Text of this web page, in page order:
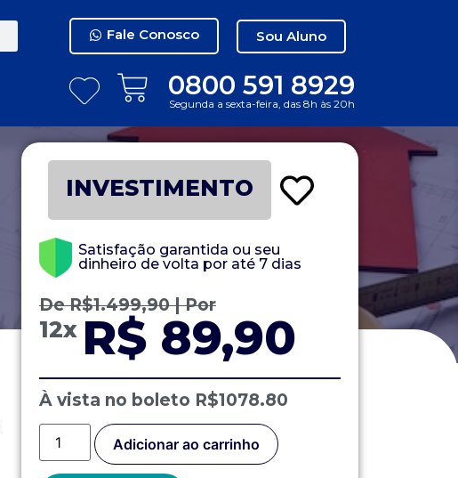
Fale Conosco Sou Aluno
0800 591 8929
Segunda a sexta-feira, das 8h às 20h
INVESTIMENTO
Satisfação garantida ou seu
dinheiro de volta por até 7 dias
DeR$1.499,90| Por
12x R$ 89,90
À vista no boleto R$1078.80
Adicionar ao carrinho